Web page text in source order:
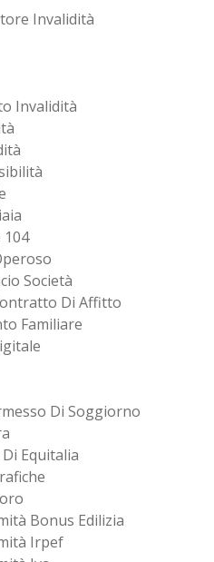
Invalidità
Invalidità
104
Società
Di Affitto
Familiare
Di Soggiorno
Equitalia
Bonus Edilizia
Irpef